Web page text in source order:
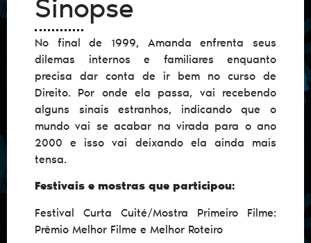
Sinopse
No final de 1999, Amanda enfrenta seus
dilemas internos e familiares enquanto
precisa dar conta de ir bem no curso de
Direito. Por onde ela passa, vai recebendo
alguns sinais estranhos, indicando que o
mundo vai se acabar na virada para o ano
2000 e isso vai deixando ela ainda mais
tensa.
Festivais e mostras que participou:
Festival Curta Cuité/Mostra Primeiro Filme:
Prêmio Melhor Filme e Melhor Roteiro